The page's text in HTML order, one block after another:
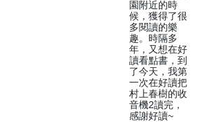
園附近的時
候，獲得了很
多閱讀的樂
趣。時隔多
年，又想在好
讀看點書，到
了今天，我第
一次在好讀把
村上春樹的收
音機2讀完，
感謝好讀~